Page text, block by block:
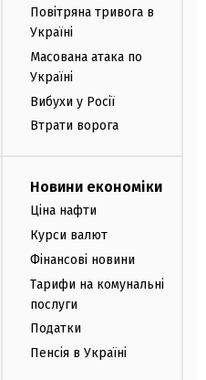
Повітряна тривога в
Україні
Масована атака по
Україні
Вибухи у Росії
Втрати ворога
Новини економіки
Ціна нафти
Курси валют
Фінансові новини
Тарифи на комунальні
послуги
Податки
Пенсія в Україні